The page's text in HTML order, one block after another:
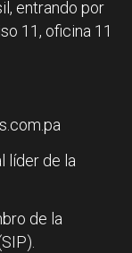
entrando por
11, oficina 11
líder de la
de la